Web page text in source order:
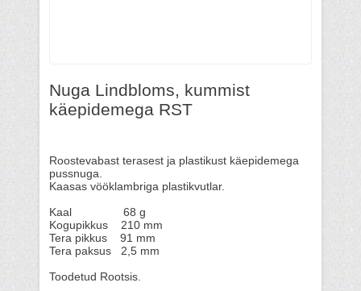
Nuga Lindbloms, kummist
käepidemega RST
Roostevabast terasest ja plastikust käepidemega
pussnuga.
Kaasas vööklambriga plastikvutlar.
Kaal 68 g
Kogupikkus 210 mm
Tera pikkus 91 mm
Tera paksus 2,5 mm
Toodetud Rootsis.